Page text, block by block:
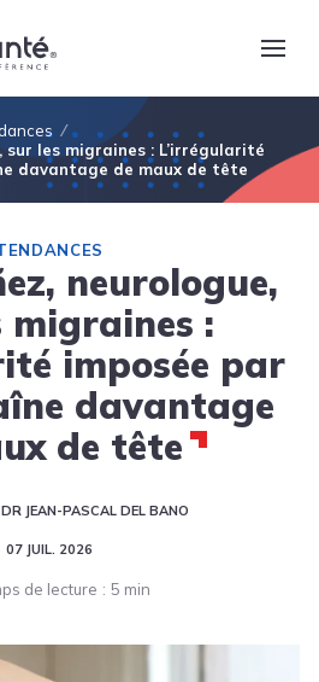
sur les migraines : L’irrégularité
davantage de maux de tête
neurologue,
migraines :
imposée par
davantage
de tête
JEAN-PASCAL DEL BANO
07 JUIL. 2026
de lecture 5 min